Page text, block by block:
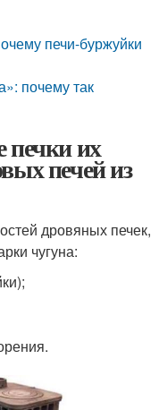
печи-буржуйки
почему так
печки их
печей из
дровяных печек,
чугуна: